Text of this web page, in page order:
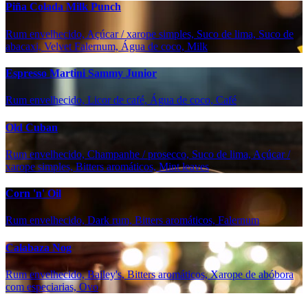
Piña Colada Milk Punch
Rum envelhecido, Açúcar / xarope simples, Suco de lima, Suco de
abacaxi, Velvet Falernum, Água de coco, Milk
Espresso Martini Sammy Junior
Rum envelhecido, Licor de café, Água de coco, Café
Old Cuban
Rum envelhecido, Champanhe / prosecco, Suco de lima, Açúcar /
xarope simples, Bitters aromáticos, Mint leaves
Corn 'n' Oil
Rum envelhecido, Dark rum, Bitters aromáticos, Falernum
Calabaza Nog
Rum envelhecido, Bailey's, Bitters aromáticos, Xarope de abóbora
com especiarias, Ovo